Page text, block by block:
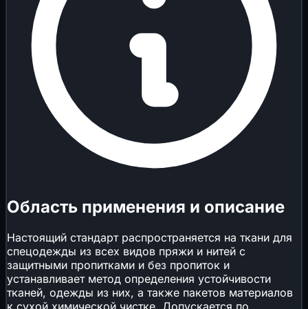
Область применения и описание
Настоящий стандарт распространяется на ткани для
спецодежды из всех видов пряжи и нитей с
защитными пропитками и без пропиток и
устанавливает метод определения устойчивости
тканей, одежды из них, а также пакетов материалов
к сухой химической чистке. Допускается по